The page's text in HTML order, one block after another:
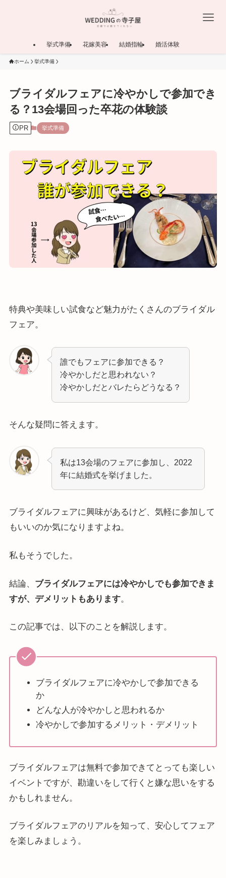
挙式準備 花嫁美容 結婚指輪 婚活体験
ホーム 挙式準備
ブライダルフェアに冷やかしで参加でき
る？13会場回った卒花の体験談
PR 挙式準備
特典や美味しい試食など魅力がたくさんのブライダル
フェア。
誰でもフェアに参加できる？
冷やかしだと思われない？
冷やかしだとバレたらどうなる？
そんな疑問に答えます。
私は13会場のフェアに参加し、2022
年に結婚式を挙げました。
ブライダルフェアに興味があるけど、気軽に参加して
もいいのか気になりますよね。
私もそうでした。
結論、 ブライダルフェアには冷やかしでも参加できま
すが、デメリットもあります。
この記事では、以下のことを解説します。
ブライダルフェアに冷やかしで参加できる
か
どんな人が冷やかしと思われるか
冷やかしで参加するメリット・デメリット
ブライダルフェアは無料で参加できてとっても楽しい
イベントですが、勘違いをして行くと嫌な思いをする
かもしれません。
ブライダルフェアのリアルを知って、安心してフェア
を楽しみましょう。